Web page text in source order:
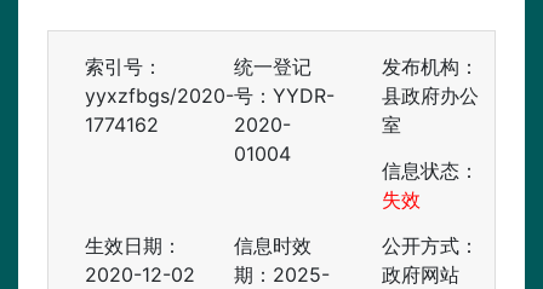
索引号：
yyxzfbgs/2020-
1774162
统一登记
号：YYDR-
2020-
01004
发布机构：
县政府办公
室
信息状态：
失效
生效日期：
2020-12-02
信息时效
期： 2025-
公开方式：
政府网站